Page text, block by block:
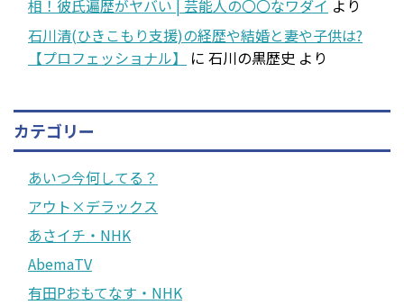
相！彼氏遍歴がヤバい | 芸能人の〇〇なワダイ より
石川清(ひきこもり支援)の経歴や結婚と妻や子供は?
【プロフェッショナル】
に 石川の黒歴史 より
カテゴリー
あいつ今何してる？
アウト×デラックス
あさイチ・NHK
AbemaTV
有田Pおもてなす・NHK